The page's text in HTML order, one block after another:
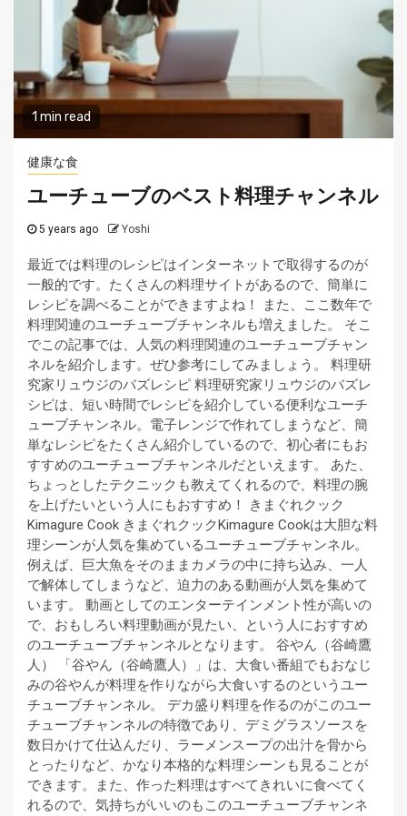
1 min read
健康な食
ユーチューブのベスト料理チャンネル
5 years ago Yoshi
最近では料理のレシピはインターネットで取得するのが
一般的です。たくさんの料理サイトがあるので、簡単に
レシピを調べることができますよね！ また、ここ数年で
料理関連のユーチューブチャンネルも増えました。 そこ
でこの記事では、人気の料理関連のユーチューブチャン
ネルを紹介します。ぜひ参考にしてみましょう。 料理研
究家リュウジのバズレシピ 料理研究家リュウジのバズレ
シピは、短い時間でレシピを紹介している便利なユーチ
ューブチャンネル。電子レンジで作れてしまうなど、簡
単なレシピをたくさん紹介しているので、初心者にもお
すすめのユーチューブチャンネルだといえます。 あた、
ちょっとしたテクニックも教えてくれるので、料理の腕
を上げたいという人にもおすすめ！ きまぐれクック
Kimagure Cook きまぐれクックKimagure Cookは大胆な料
理シーンが人気を集めているユーチューブチャンネル。
例えば、巨大魚をそのままカメラの中に持ち込み、一人
で解体してしまうなど、迫力のある動画が人気を集めて
います。 動画としてのエンターテインメント性が高いの
で、おもしろい料理動画が見たい、という人におすすめ
のユーチューブチャンネルとなります。 谷やん（谷崎鷹
人） 「谷やん（谷崎鷹人）」は、大食い番組でもおなじ
みの谷やんが料理を作りながら大食いするのというユー
チューブチャンネル。 デカ盛り料理を作るのがこのユー
チューブチャンネルの特徴であり、デミグラスソースを
数日かけて仕込んだり、ラーメンスープの出汁を骨から
とったりなど、かなり本格的な料理シーンも見ることが
できます。また、作った料理はすべてきれいに食べてく
れるので、気持ちがいいのもこのユーチューブチャンネ